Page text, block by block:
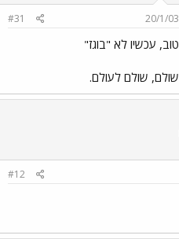
20/1/03
#31
טוב, עכשיו לא "בוגז"
שולם, שולם לעולם.
#12